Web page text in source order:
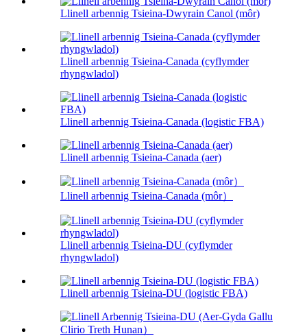
Llinell arbennig Tsieina-Dwyrain Canol (môr)
Llinell arbennig Tsieina-Canada (cyflymder
rhyngwladol)
Llinell arbennig Tsieina-Canada (logistic FBA)
Llinell arbennig Tsieina-Canada (aer)
Llinell arbennig Tsieina-Canada (môr）
Llinell arbennig Tsieina-DU (cyflymder
rhyngwladol)
Llinell arbennig Tsieina-DU (logistic FBA)